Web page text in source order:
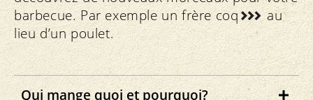
barbecue. Par exemple unfrère coq
au
lieu d’un poulet.
Qui mange quoi et pourquoi?